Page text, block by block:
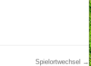
Spielortwechsel →